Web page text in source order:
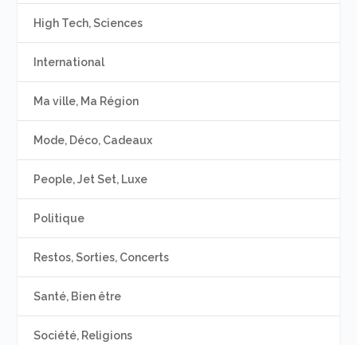
High Tech, Sciences
International
Ma ville, Ma Région
Mode, Déco, Cadeaux
People, Jet Set, Luxe
Politique
Restos, Sorties, Concerts
Santé, Bien être
Société, Religions